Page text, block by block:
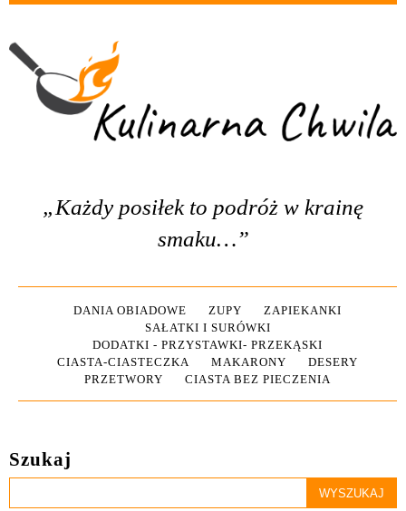
„Każdy posiłek to podróż w krainę
smaku…”
DANIA OBIADOWE ZUPY
ZAPIEKANKI
SAŁATKI I SURÓWKI
DODATKI - PRZYSTAWKI- PRZEKĄSKI
CIASTA-CIASTECZKA
MAKARONY
DESERY
PRZETWORY
CIASTA BEZ PIECZENIA
Szukaj